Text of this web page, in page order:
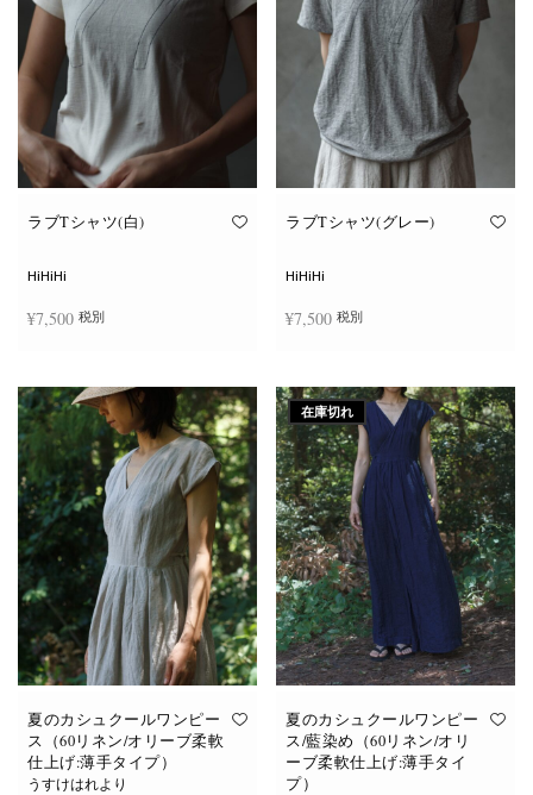
ま
す
ま
す
の
バ
リ
エ
ー
シ
ョ
ン
が
あ
り
ま
オ
ジ
か
ら
選
択
で
き
ま
す
の
バ
リ
エ
ー
シ
ョ
ン
が
あ
り
ま
オ
ジ
か
ら
選
択
で
き
ま
す
ラブTシャツ(白)
HiHiHi
¥7,500 税別
の
商
品
に
は
複
数
の
バ
リ
エ
ー
シ
ョ
ン
が
あ
り
ま
オ
プ
シ
ョ
ラブTシャツ(グレー)
HiHiHi
¥7,500 税別
の
商
品
に
複
数
の
ョ
ン
が
あ
り
ま
オ
プ
シ
ョ
夏のカシュクールワンピー
ス（60リネン/オリーブ柔軟
仕上げ:薄手タイプ）
うすけはれより
在庫切れ
夏のカシュクールワンピー
ス/藍染め（60リネン/オリ
ーブ柔軟仕上げ:薄手タイ
プ）